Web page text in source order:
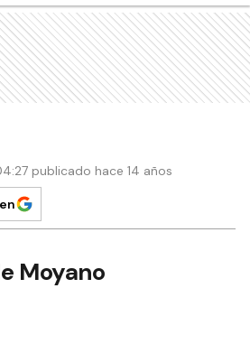
publicado hace 14 años
Moyano